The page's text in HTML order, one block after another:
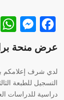
عرض منحة
لدي شرف إعلامكم